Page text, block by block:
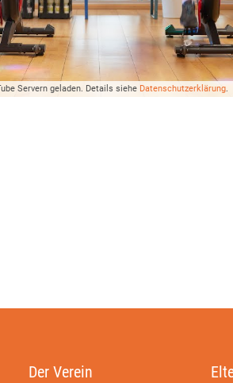
Servern geladen. Details siehe Datenschutzerklärung.
Der Verein